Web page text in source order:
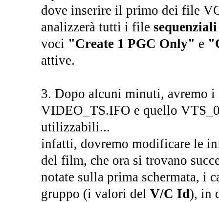
dove inserire il primo dei file
analizzerà tutti i file
voci "Create 1 PGC Only" e
attive.
3. Dopo alcuni minuti, avremo
VIDEO_TS.IFO e quello
utilizzabili...
infatti, dovremo modificare le
del film, che ora si trovano
notate sulla prima schermata, i
gruppo (i valori del V/C Id), in